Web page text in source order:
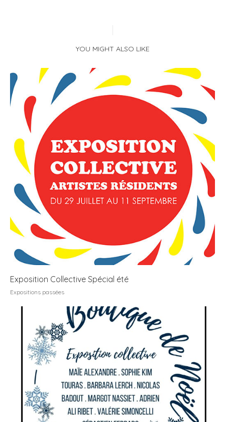
YOU MIGHT ALSO LIKE
Exposition Collective Spécial été
Expositions passées